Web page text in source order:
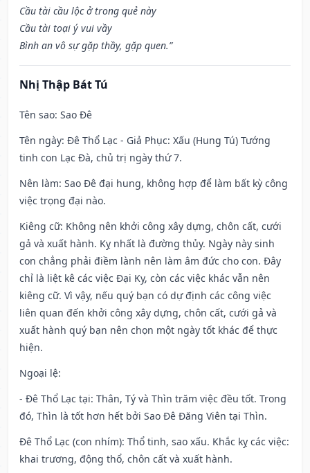
Cầu tài cầu lộc ở trong quẻ này
Cầu tài toại ý vui vầy
Bình an vô sự gặp thầy, gặp quen.”
Nhị Thập Bát Tú
Tên sao: Sao Đê
Tên ngày: Đê Thổ Lạc - Giả Phục: Xấu (Hung Tú) Tướng
tinh con Lạc Đà, chủ trị ngày thứ 7.
Nên làm: Sao Đê đại hung, không hợp để làm bất kỳ công
việc trọng đại nào.
Kiêng cữ: Không nên khởi công xây dựng, chôn cất, cưới
gả và xuất hành. Kỵ nhất là đường thủy. Ngày này sinh
con chẳng phải điềm lành nên làm âm đức cho con. Đây
chỉ là liệt kê các việc Đại Kỵ, còn các việc khác vẫn nên
kiêng cữ. Vì vậy, nếu quý bạn có dự định các công việc
liên quan đến khởi công xây dựng, chôn cất, cưới gả và
xuất hành quý bạn nên chọn một ngày tốt khác để thực
hiện.
Ngoại lệ:
- Đê Thổ Lạc tại: Thân, Tý và Thìn trăm việc đều tốt. Trong
đó, Thìn là tốt hơn hết bởi Sao Đê Đăng Viên tại Thìn.
Đê Thổ Lạc (con nhím): Thổ tinh, sao xấu. Khắc kỵ các việc:
khai trương, động thổ, chôn cất và xuất hành.